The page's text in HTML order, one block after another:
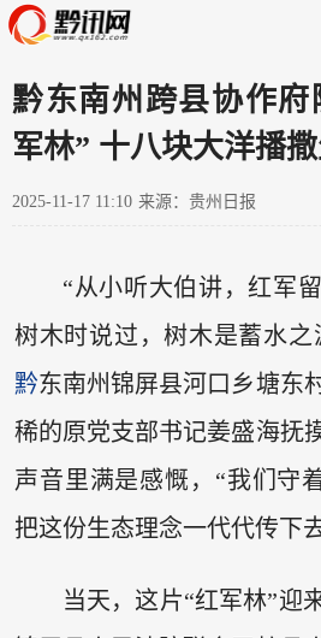
黔东南州跨县协作
军林” 十八块大洋播
2025-11-17 11:10 来源：贵州日报
“从小听大伯讲，红军
树木时说过，树木是蓄水之
黔东南州锦屏县河口乡塘东
稀的原党支部书记姜盛海抚
声音里满是感慨，“我们守
把这份生态理念一代代传下
当天，这片“红军林”迎